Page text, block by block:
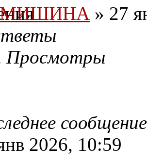
МИШИНА » 27
Просмотры
2026, 10:59